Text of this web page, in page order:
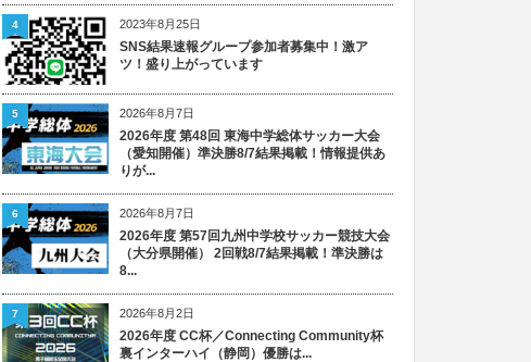
2023年8月25日
SNS結果速報グループ参加者募集中！激ア
ツ！盛り上がっています
4
2026年8月7日
2026年度 第48回 東海中学総体サッカー大会
（愛知開催）準決勝8/7結果掲載！情報提供あ
りが...
5
2026年8月7日
2026年度 第57回九州中学校サッカー競技大会
（大分県開催） 2回戦8/7結果掲載！準決勝は
8...
6
2026年8月2日
2026年度 CC杯／Connecting Community杯
裏インターハイ（静岡）優勝は...
7